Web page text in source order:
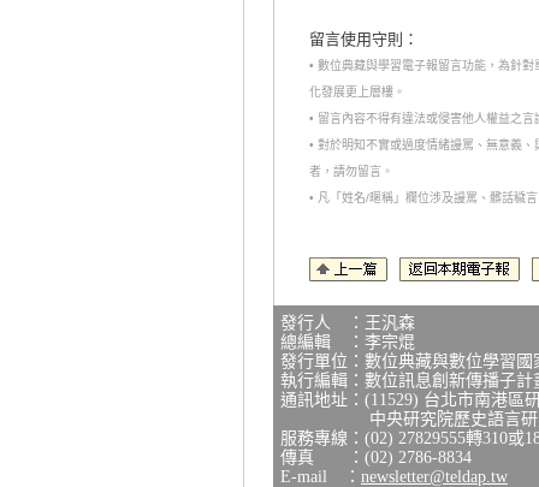
留言使用守則：
• 數位典藏與學習電子報留言功能，為針
化發展更上層樓。
• 留言內容不得有違法或侵害他人權益之
• 對於明知不實或過度情緒謾罵、無意義
者，請勿留言。
• 凡「姓名/暱稱」欄位涉及謾罵、髒話穢
發行人 ：王汎森
總編輯 ：李宗焜
發行單位：數位典藏與數位學習
執行編輯：數位訊息創新傳播子計
通訊地址：(11529) 台北市南港區
中央研究院歷史語言研究
服務專線：(02) 27829555轉310或
傳真 ：(02) 2786-8834
E-mail ： newsletter@teldap.tw